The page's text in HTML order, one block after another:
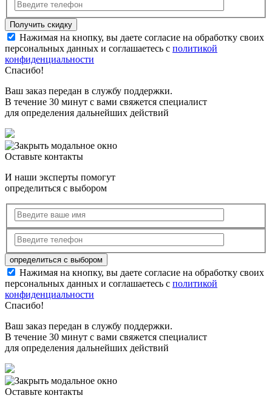
Нажимая на кнопку, вы даете согласие на обработку своих
персональных данных и соглашаетесь с политикой
конфиденциальности
Спасибо!
Ваш заказ передан в службу поддержки.
В течение 30 минут с вами свяжется специалист
для определения дальнейших действий
Оставьте контакты
И наши эксперты помогут
определиться с выбором
Нажимая на кнопку, вы даете согласие на обработку своих
персональных данных и соглашаетесь с политикой
конфиденциальности
Спасибо!
Ваш заказ передан в службу поддержки.
В течение 30 минут с вами свяжется специалист
для определения дальнейших действий
Оставьте контакты